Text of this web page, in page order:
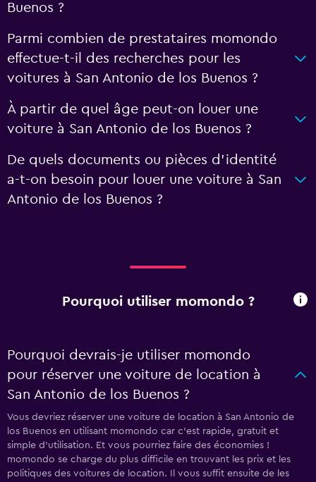
Buenos ?
Parmi combien de prestataires momondo
effectue-t-il des recherches pour les
voitures à San Antonio de los Buenos ?
À partir de quel âge peut-on louer une
voiture à San Antonio de los Buenos ?
De quels documents ou pièces d'identité
a-t-on besoin pour louer une voiture à San
Antonio de los Buenos ?
Pourquoi utiliser momondo ?
Pourquoi devrais-je utiliser momondo
pour réserver une voiture de location à
San Antonio de los Buenos ?
Vous devriez réserver une voiture de location à San Antonio de
los Buenos en utilisant momondo car c'est rapide, gratuit et
simple d'utilisation. Et vous pourriez faire des économies !
momondo se charge du plus difficile en trouvant les prix et les
politiques des voitures de location. Il vous suffit ensuite de les